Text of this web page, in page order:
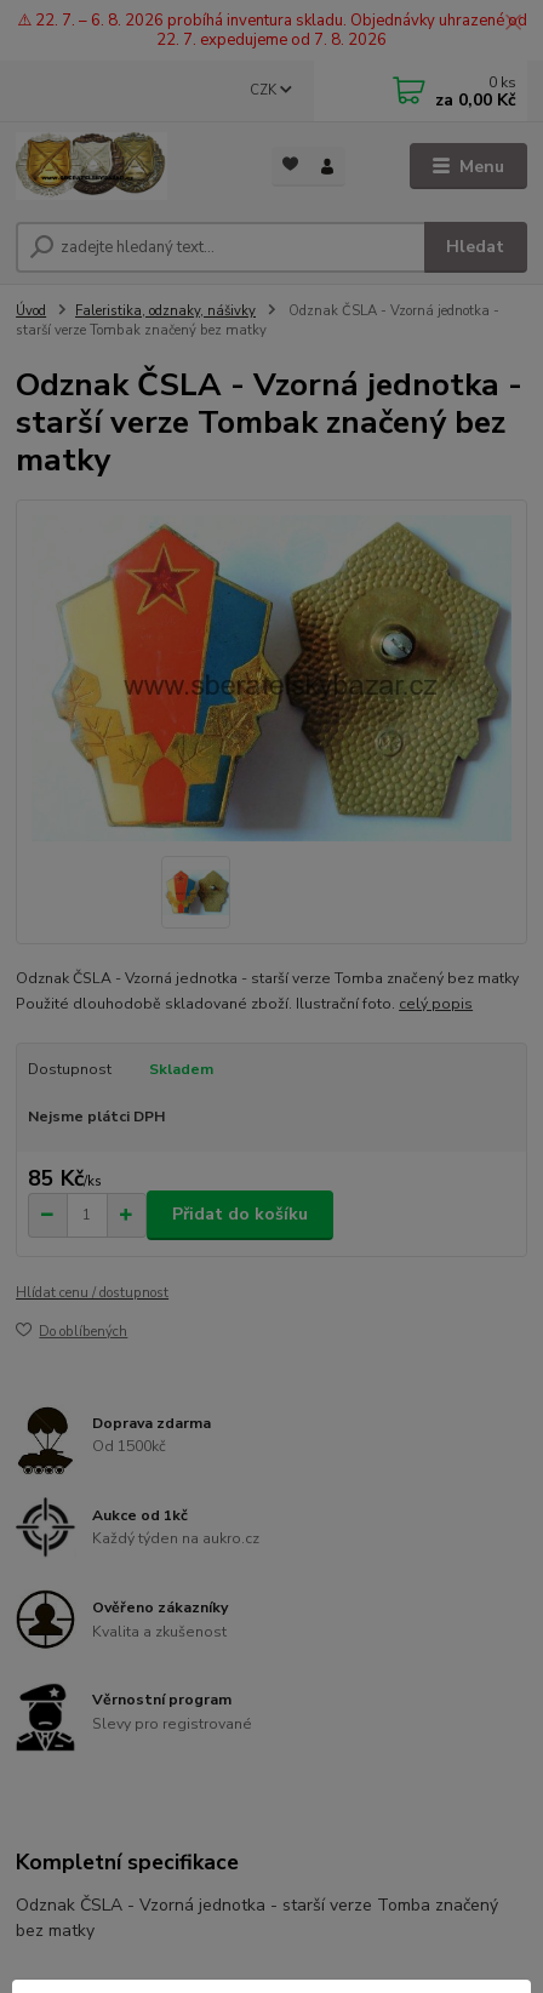
⚠️ 22. 7. – 6. 8. 2026 probíhá inventura skladu. Objednávky uhrazené od
22. 7. expedujeme od 7. 8. 2026
Menu
CZK
Hledat
0 ks
za 0,00 Kč
Úvod Faleristika, odznaky, nášivky
Odznak ČSLA - Vzorná jednotka -
starší verze Tombak značený bez matky
Odznak ČSLA - Vzorná jednotka -
starší verze Tombak značený bez
matky
Odznak ČSLA - Vzorná jednotka - starší verze Tomba značený bez matky
Použité dlouhodobě skladované zboží. Ilustrační foto. celý popis
Dostupnost Skladem
Nejsme plátci DPH
85 Kč/ks
Přidat do košíku
Hlídat cenu / dostupnost
Do oblíbených
Doprava zdarma
Od 1500kč
Aukce od 1kč
Každý týden na aukro.cz
Ověřeno zákazníky
Kvalita a zkušenost
Věrnostní program
Slevy pro registrované
Kompletní specifikace
Odznak ČSLA - Vzorná jednotka - starší verze Tomba značený
bez matky